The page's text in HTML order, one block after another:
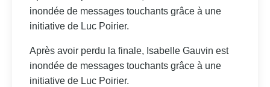
inondée de messages touchants grâce à une
initiative de Luc Poirier.
Après avoir perdu la finale, Isabelle Gauvin est
inondée de messages touchants grâce à une
initiative de Luc Poirier.